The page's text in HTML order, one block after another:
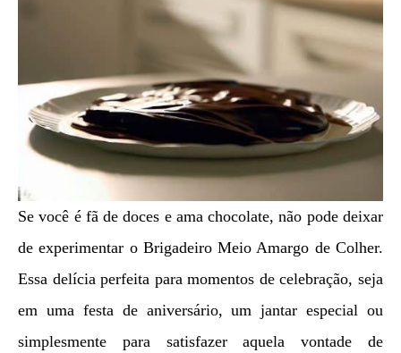
Se você é fã de doces e ama chocolate, não pode deixar
de experimentar o Brigadeiro Meio Amargo de Colher.
Essa delícia perfeita para momentos de celebração, seja
em uma festa de aniversário, um jantar especial ou
simplesmente para satisfazer aquela vontade de